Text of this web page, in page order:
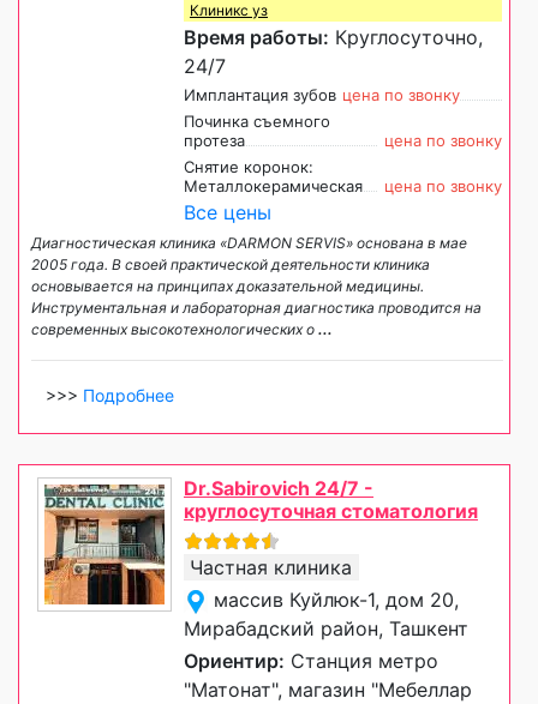
Клиникс уз
Время работы: Круглосуточно,
24/7
Имплантация зубов цена по звонку
Починка съемного
протеза
цена по звонку
Снятие коронок:
Металлокерамическая
цена по звонку
Все цены
Диагностическая клиника «DARMON SERVIS» основана в мае
2005 года. В своей практической деятельности клиника
основывается на принципах доказательной медицины.
Инструментальная и лабораторная диагностика проводится на
современных высокотехнологических о ...
>>> Подробнее
Dr.Sabirovich 24/7 -
круглосуточная стоматология
Частная клиника
массив Куйлюк-1, дом 20,
Мирабадский район, Ташкент
Ориентир: Станция метро
"Матонат", магазин "Мебеллар